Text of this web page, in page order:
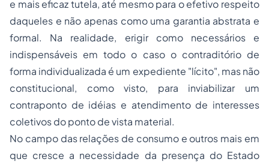
e mais eficaz tutela, até mesmo para o efetivo respeito
daqueles e não apenas como uma garantia abstrata e
formal. Na realidade, erigir como necessários e
indispensáveis em todo o caso o contraditório de
forma individualizada é um expediente "lícito", mas não
constitucional, como visto, para inviabilizar um
contraponto de idéias e atendimento de interesses
coletivos do ponto de vista material.
No campo das relações de consumo e outros mais em
que cresce a necessidade da presença do Estado